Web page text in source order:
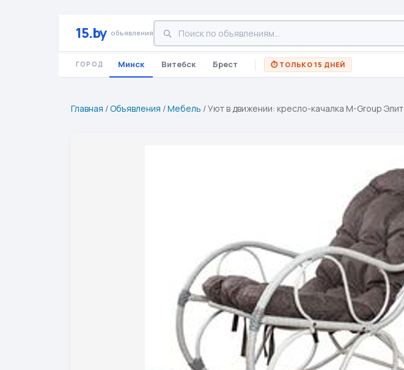
15.by объявления
ГОРОД Минск Витебск Брест ⏱ ТОЛЬКО 15 ДНЕЙ
Главная /Объявления /Мебель /Уют в движении: кресло-качалка M-Group Элит